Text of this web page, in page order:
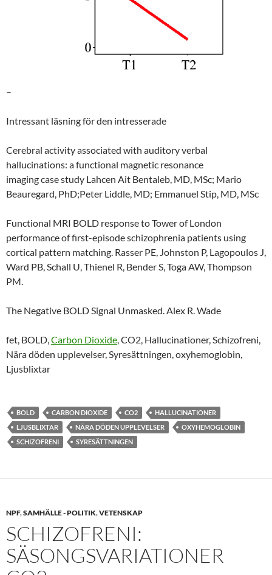
–
Intressant läsning för den intresserade
Cerebral activity associated with auditory verbal
hallucinations: a functional magnetic resonance
imaging case study Lahcen Ait Bentaleb, MD, MSc; Mario
Beauregard, PhD;Peter Liddle, MD; Emmanuel Stip, MD, MSc
Functional MRI BOLD response to Tower of London
performance of first-episode schizophrenia patients using
cortical pattern matching. Rasser PE, Johnston P, Lagopoulos J,
Ward PB, Schall U, Thienel R, Bender S, Toga AW, Thompson
PM.
The Negative BOLD Signal Unmasked. Alex R. Wade
fet, BOLD,Carbon Dioxide, CO2, Hallucinationer, Schizofreni,
Nära döden upplevelser, Syresättningen, oxyhemoglobin,
Ljusblixtar
BOLD CARBON DIOXIDE CO2
HALLUCINATIONER
LJUSBLIXTAR
NÄRA DÖDEN UPPLEVELSER
OXYHEMOGLOBIN
SCHIZOFRENI
SYRESÄTTNINGEN
NPF,SAMHÄLLE - POLITIK,VETENSKAP
SCHIZOFRENI:
SÄSONGSVARIATIONER